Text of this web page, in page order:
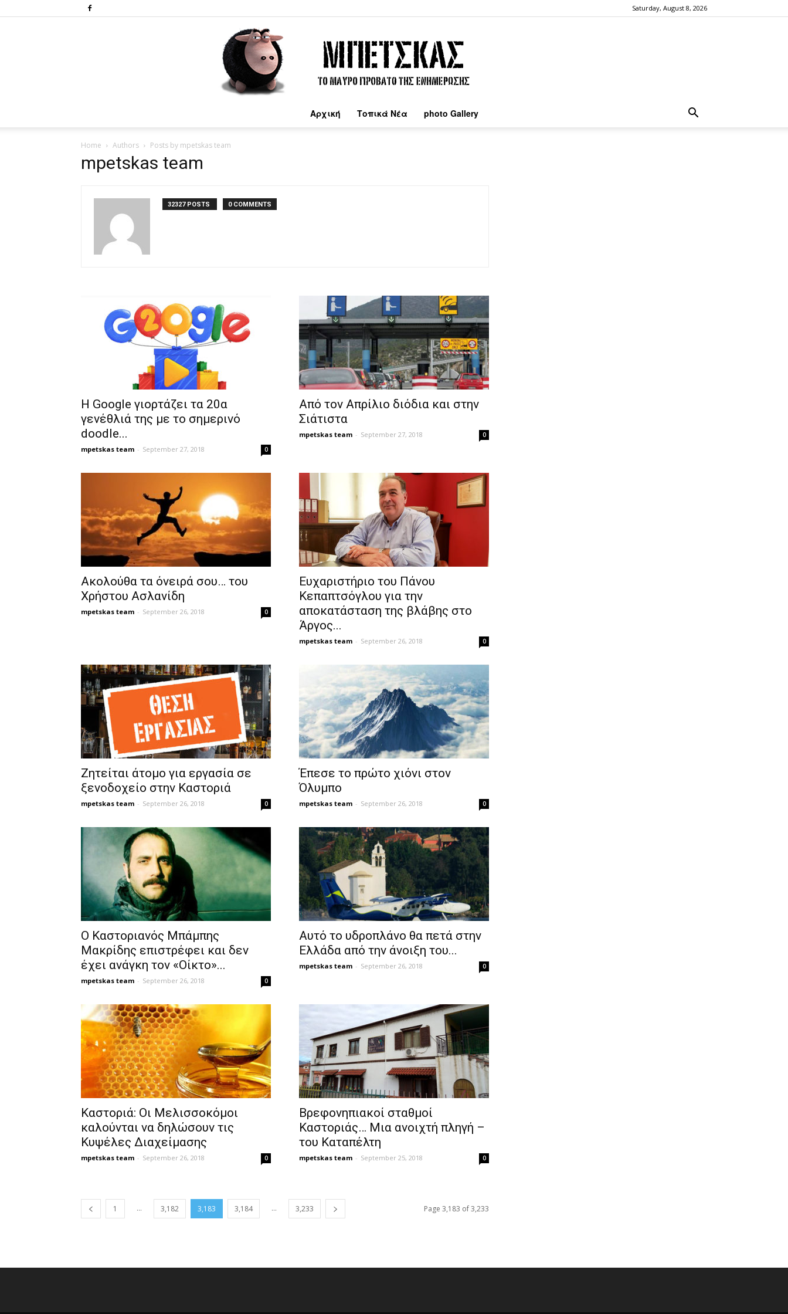
Saturday, August 8, 2026
Αρχική Τοπικά Νέα photo Gallery
Home Authors Posts by mpetskas team
mpetskas team
32327 POSTS 0 COMMENTS
Η Google γιορτάζει τα 20α
γενέθλιά της με το σημερινό
doodle...
mpetskas team - September 27, 2018 0
Από τον Απρίλιο διόδια και στην
Σιάτιστα
mpetskas team - September 27, 2018 0
Ακολούθα τα όνειρά σου… του
Χρήστου Ασλανίδη
mpetskas team - September 26, 2018 0
Ευχαριστήριο του Πάνου
Κεπαπτσόγλου για την
αποκατάσταση της βλάβης στο
Άργος...
mpetskas team - September 26, 2018 0
Ζητείται άτομο για εργασία σε
ξενοδοχείο στην Καστοριά
mpetskas team - September 26, 2018 0
Έπεσε το πρώτο χιόνι στον
Όλυμπο
mpetskas team - September 26, 2018 0
Ο Καστοριανός Μπάμπης
Μακρίδης επιστρέφει και δεν
έχει ανάγκη τον «Οίκτο»...
mpetskas team - September 26, 2018 0
Αυτό το υδροπλάνο θα πετά στην
Ελλάδα από την άνοιξη του...
mpetskas team - September 26, 2018 0
Καστοριά: Οι Μελισσοκόμοι
καλούνται να δηλώσουν τις
Κυψέλες Διαχείμασης
mpetskas team - September 26, 2018 0
Βρεφονηπιακοί σταθμοί
Καστοριάς… Μια ανοιχτή πληγή –
του Καταπέλτη
mpetskas team - September 25, 2018 0
1 ... 3,182 3,183 3,184 ... 3,233 Page 3,183 of 3,233